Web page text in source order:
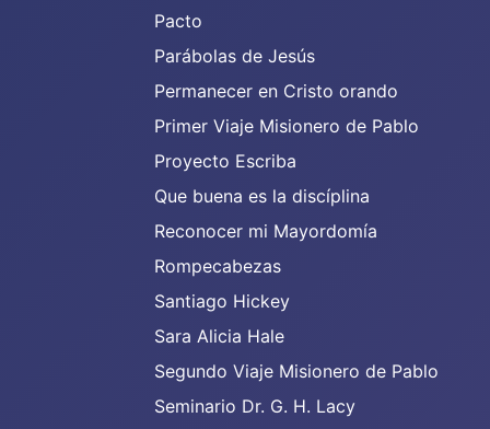
Pacto
Parábolas de Jesús
Permanecer en Cristo orando
Primer Viaje Misionero de Pablo
Proyecto Escriba
Que buena es la discíplina
Reconocer mi Mayordomía
Rompecabezas
Santiago Hickey
Sara Alicia Hale
Segundo Viaje Misionero de Pablo
Seminario Dr. G. H. Lacy